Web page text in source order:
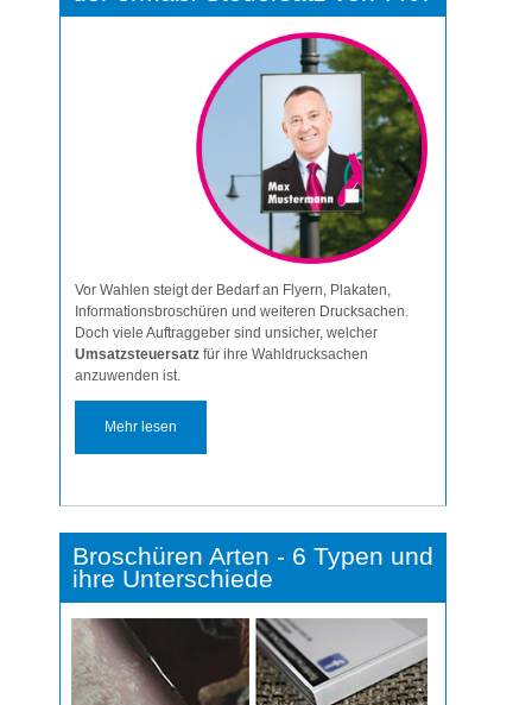
Vor Wahlen steigt der Bedarf an Flyern, Plakaten,
Informationsbroschüren und weiteren Drucksachen.
Doch viele Auftraggeber sind unsicher, welcher
Umsatzsteuersatz für ihre Wahldrucksachen
anzuwenden ist.
Mehr lesen
Broschüren Arten - 6 Typen und
ihre Unterschiede